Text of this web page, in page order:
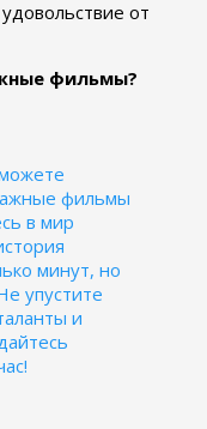
от
фильмы?
фильмы
в мир
минут, но
упустите
и